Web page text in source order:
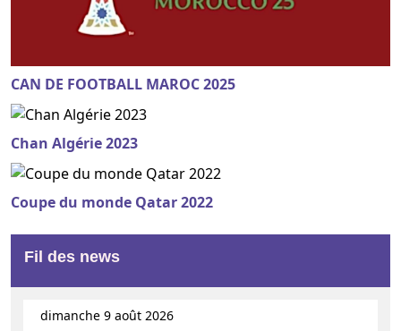
CAN DE FOOTBALL MAROC 2025
Chan Algérie 2023
Coupe du monde Qatar 2022
Fil des news
dimanche 9 août 2026